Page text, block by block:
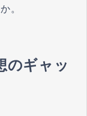
。
ギャッ